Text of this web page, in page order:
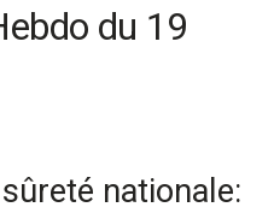
du 19
nationale: